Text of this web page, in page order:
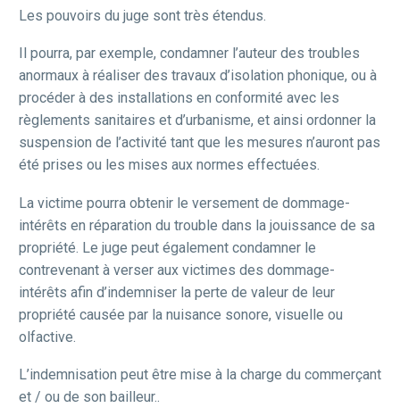
Les pouvoirs du juge sont très étendus.
Il pourra, par exemple, condamner l’auteur des troubles
anormaux à réaliser des travaux d’isolation phonique, ou à
procéder à des installations en conformité avec les
règlements sanitaires et d’urbanisme, et ainsi ordonner la
suspension de l’activité tant que les mesures n’auront pas
été prises ou les mises aux normes effectuées.
La victime pourra obtenir le versement de dommage-
intérêts en réparation du trouble dans la jouissance de sa
propriété. Le juge peut également condamner le
contrevenant à verser aux victimes des dommage-
intérêts afin d’indemniser la perte de valeur de leur
propriété causée par la nuisance sonore, visuelle ou
olfactive.
L’indemnisation peut être mise à la charge du commerçant
et / ou de son bailleur..